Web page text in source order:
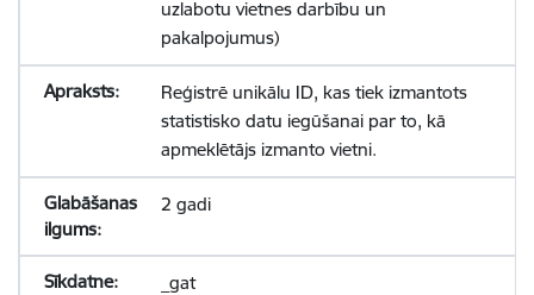
uzlabotu vietnes darbību un
pakalpojumus)
Reģistrē unikālu ID, kas tiek izmantots
statistisko datu iegūšanai par to, kā
apmeklētājs izmanto vietni.
2 gadi
_gat